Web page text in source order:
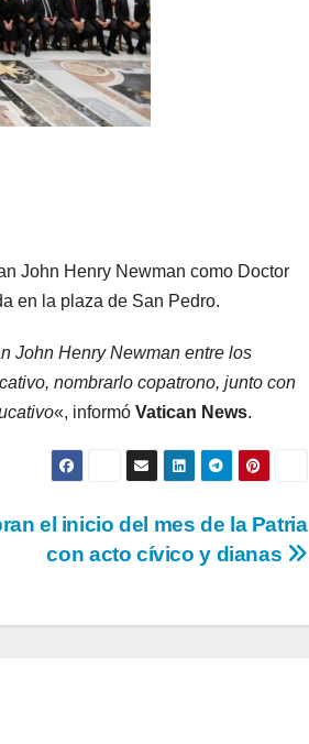
John Henry Newman como Doctor
en la plaza de San Pedro.
John Henry Newman entre los
nombrarlo copatrono, junto con
«, informó Vatican News.
el inicio del mes de la Patria
con acto cívico y dianas